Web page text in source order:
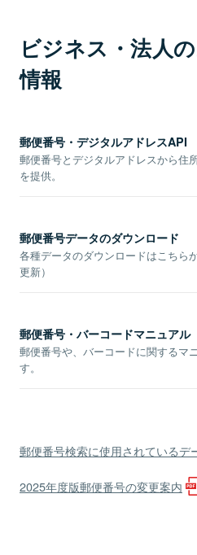
ビジネス・法人
情報
郵便番号・デジタルアドレスAPI
郵便番号とデジタルアドレスから住
を提供。
郵便番号データのダウンロード
各種データのダウンロードはこちら
更新）
郵便番号・バーコードマニュアル
郵便番号や、バーコードに関するマ
す。
郵便番号検索に使用されているデ
2025年度版郵便番号の変更案内